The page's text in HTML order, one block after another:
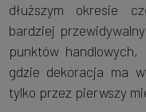
dłuższym okresie
bardziej
punktów handlowych,
gdzie dekoracja ma
tylko przez pierwszy